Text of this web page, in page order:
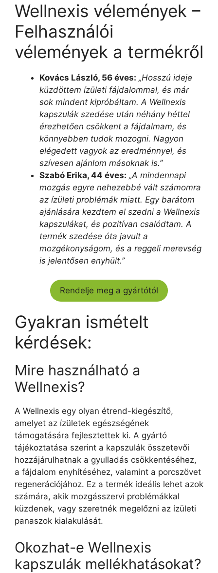
Wellnexis vélemények –
Felhasználói
vélemények a termékről
Kovács László, 56 éves: „Hosszú ideje
küzdöttem ízületi fájdalommal, és már
sok mindent kipróbáltam. A Wellnexis
kapszulák szedése után néhány héttel
érezhetően csökkent a fájdalmam, és
könnyebben tudok mozogni. Nagyon
elégedett vagyok az eredménnyel, és
szívesen ajánlom másoknak is.”
Szabó Erika, 44 éves: „A mindennapi
mozgás egyre nehezebbé vált számomra
az ízületi problémák miatt. Egy barátom
ajánlására kezdtem el szedni a Wellnexis
kapszulákat, és pozitívan csalódtam. A
termék szedése óta javult a
mozgékonyságom, és a reggeli merevség
is jelentősen enyhült.”
Rendelje meg a gyártótól
Gyakran ismételt
kérdések:
Mire használható a
Wellnexis?
A Wellnexis egy olyan étrend-kiegészítő,
amelyet az ízületek egészségének
támogatására fejlesztettek ki. A gyártó
tájékoztatása szerint a kapszulák összetevői
hozzájárulhatnak a gyulladás csökkentéséhez,
a fájdalom enyhítéséhez, valamint a porcszövet
regenerációjához. Ez a termék ideális lehet azok
számára, akik mozgásszervi problémákkal
küzdenek, vagy szeretnék megelőzni az ízületi
panaszok kialakulását.
Okozhat-e Wellnexis
kapszulák mellékhatásokat?